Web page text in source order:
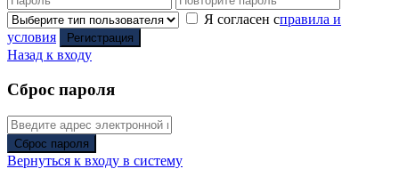
Я согласен справила и
условия
Регистрация
Назад к входу
Сброс пароля
Сброс пароля
Вернуться к входу в систему